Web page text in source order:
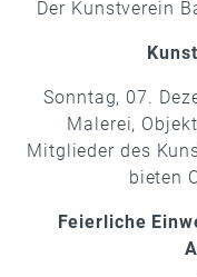
Der Kunstverein
Sonntag, 07.
Malerei,
Mitglieder des
bieten
Feierliche